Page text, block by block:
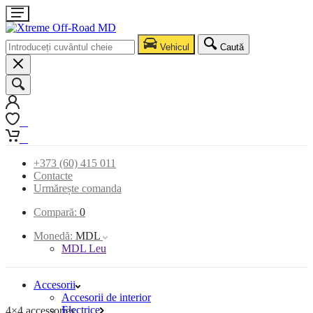
Vehicul Caută
+373 (60) 415 011
Contacte
Urmărește comanda
Compară: 0
Monedă: MDL
MDL Leu
Accesorii
Accesorii de interior
Electrice
4×4 accessories